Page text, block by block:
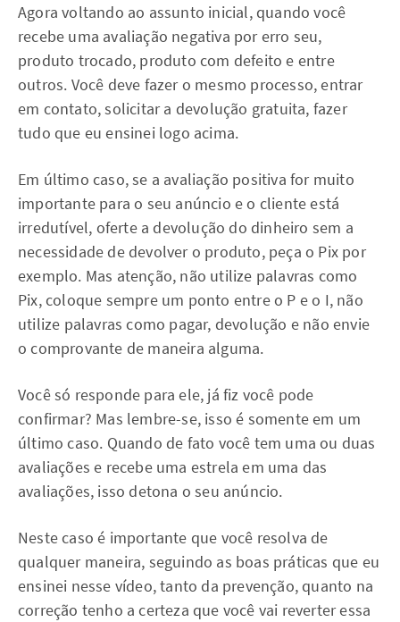
Agora voltando ao assunto inicial, quando você
recebe uma avaliação negativa por erro seu,
produto trocado, produto com defeito e entre
outros. Você deve fazer o mesmo processo, entrar
em contato, solicitar a devolução gratuita, fazer
tudo que eu ensinei logo acima.
Em último caso, se a avaliação positiva for muito
importante para o seu anúncio e o cliente está
irredutível, oferte a devolução do dinheiro sem a
necessidade de devolver o produto, peça o Pix por
exemplo. Mas atenção, não utilize palavras como
Pix, coloque sempre um ponto entre o P e o I, não
utilize palavras como pagar, devolução e não envie
o comprovante de maneira alguma.
Você só responde para ele, já fiz você pode
confirmar? Mas lembre-se, isso é somente em um
último caso. Quando de fato você tem uma ou duas
avaliações e recebe uma estrela em uma das
avaliações, isso detona o seu anúncio.
Neste caso é importante que você resolva de
qualquer maneira, seguindo as boas práticas que eu
ensinei nesse vídeo, tanto da prevenção, quanto na
correção tenho a certeza que você vai reverter essa